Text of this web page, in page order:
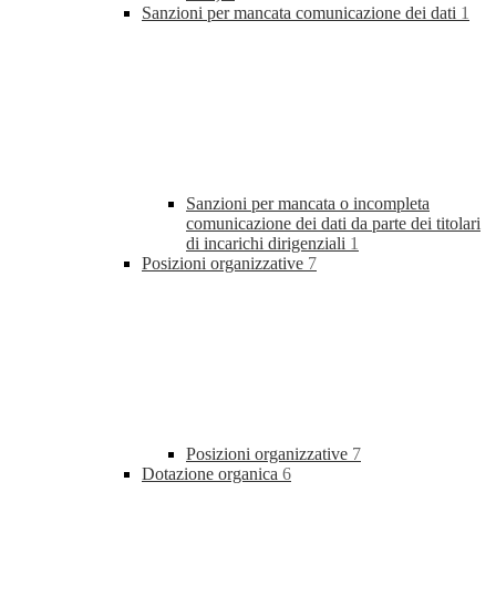
Sanzioni per mancata comunicazione dei dati 1
Sanzioni per mancata o incompleta
comunicazione dei dati da parte dei titolari
di incarichi dirigenziali 1
Posizioni organizzative 7
Posizioni organizzative 7
Dotazione organica 6